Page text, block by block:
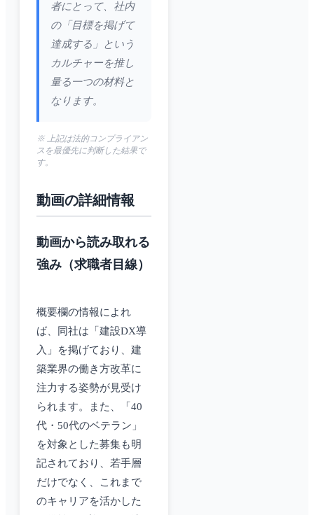
者にとって、社内
の「目標を掲げて
達成する」という
カルチャーを推し
量る一つの材料と
なります。
※ 上記は法的コンプライアン
スを最優先に判断した結果で
す。
動画の詳細情報
動画から読み取れる
強み（求職者目線）
概要欄の情報によれ
ば、同社は「建設DX導
入」を掲げており、建
築業界の働き方改革に
注力する姿勢が見受け
られます。また、「40
代・50代のベテラン」
を対象とした募集も明
記されており、若手層
だけでなく、これまで
のキャリアを活かした